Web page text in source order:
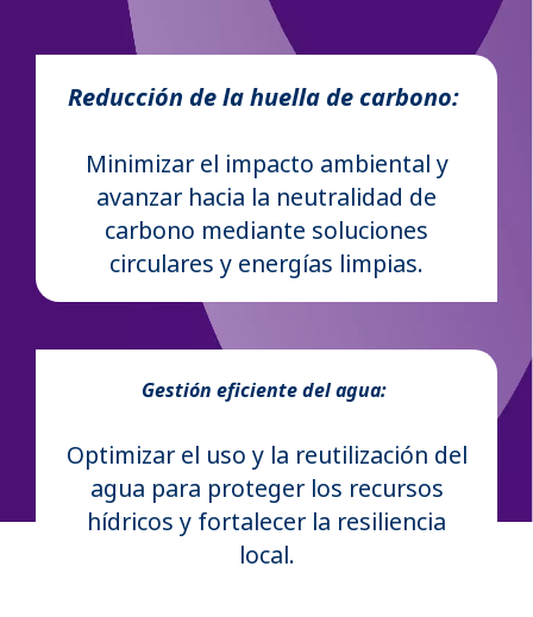
Reducción de la huella de carbono:
Minimizar el impacto ambiental y
avanzar hacia la neutralidad de
carbono mediante soluciones
circulares y energías limpias.
Gestión eficiente del agua:
Optimizar el uso y la reutilización del
agua para proteger los recursos
hídricos y fortalecer la resiliencia
local.